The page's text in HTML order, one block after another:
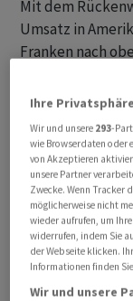
Mit dem
Umsatz in
Franken nach
stärkste
Folgen des
In Europa legte
Milliarden
9,6 Prozent. In
auf 763
Ihre
Wir und unsere 293-
wie Browserdaten oder
von Akzeptieren
unsere Partner
Zwecke. Wenn Tracker
möglicherweise nicht
wieder aufrufen, um
widerrufen, indem Sie
der Webseite klicken.
Informationen finden
Wir und unsere